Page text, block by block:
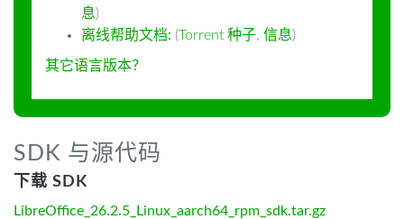
息)
离线帮助文档: (Torrent 种子, 信息)
其它语言版本？
SDK 与源代码
下载 SDK
LibreOffice_26.2.5_Linux_aarch64_rpm_sdk.tar.gz